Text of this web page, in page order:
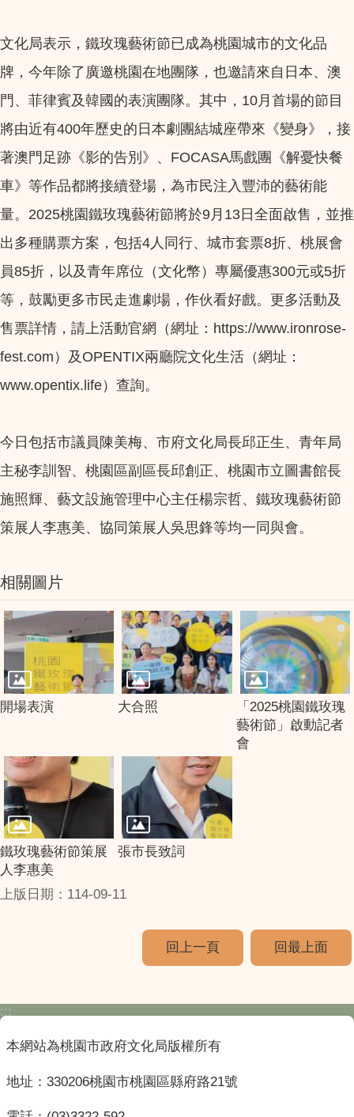
文化局表示，鐵玫瑰藝術節已成為桃園城市的文化品
牌，今年除了廣邀桃園在地團隊，也邀請來自日本、澳
門、菲律賓及韓國的表演團隊。其中，10月首場的節目
將由近有400年歷史的日本劇團結城座帶來《變身》，接
著澳門足跡《影的告別》、FOCASA馬戲團《解憂快餐
車》等作品都將接續登場，為市民注入豐沛的藝術能
量。2025桃園鐵玫瑰藝術節將於9月13日全面啟售，並推
出多種購票方案，包括4人同行、城市套票8折、桃展會
員85折，以及青年席位（文化幣）專屬優惠300元或5折
等，鼓勵更多市民走進劇場，作伙看好戲。更多活動及
售票詳情，請上活動官網（網址：https://www.ironrose-
fest.com）及OPENTIX兩廳院文化生活（網址：
www.opentix.life）查詢。
今日包括市議員陳美梅、市府文化局長邱正生、青年局
主秘李訓智、桃園區副區長邱創正、桃園市立圖書館長
施照輝、藝文設施管理中心主任楊宗哲、鐵玫瑰藝術節
策展人李惠美、協同策展人吳思鋒等均一同與會。
相關圖片
開場表演 大合照
「2025桃園鐵玫瑰
藝術節」啟動記者
會
鐵玫瑰藝術節策展
人李惠美
張市長致詞
上版日期：114-09-11
回上一頁 回最上面
:::
本網站為桃園市政府文化局版權所有
地址：330206桃園市桃園區縣府路21號